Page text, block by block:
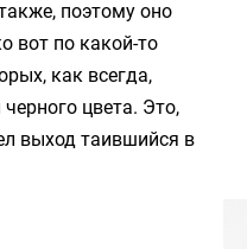
поэтому оно
вот по какой-то
как всегда,
цвета. Это,
выход таившийся в